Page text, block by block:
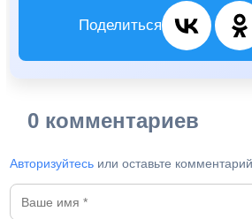
Поделиться
0 комментариев
Авторизуйтесь или оставьте комментарий